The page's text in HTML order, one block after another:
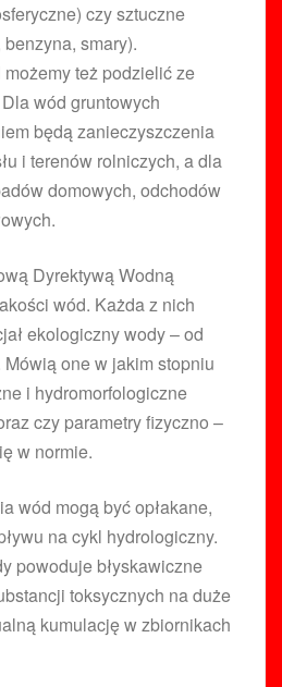
czy sztuczne
smary).
też podzielić ze
wód gruntowych
będą zanieczyszczenia
i terenów rolniczych, a dla
domowych, odchodów
Dyrektywą Wodną
wód. Każda z nich
ekologiczny wody – od
Mówią one w jakim stopniu
i hydromorfologiczne
czy parametry fizyczno –
w normie.
wód mogą być opłakane,
na cykl hydrologiczny.
powoduje błyskawiczne
toksycznych na duże
kumulację w zbiornikach